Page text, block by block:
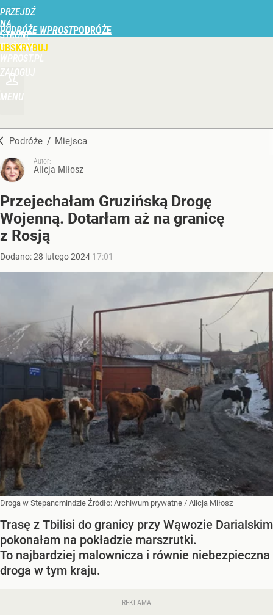
PRZEJDŹ
NA
STRONĘ
GŁÓWNĄ
PODRÓŻE WPROST
ZALOGUJ
MENU
Podróże / Miejsca
Autor:
Alicja Miłosz
Przejechałam Gruzińską Drogę
Wojenną. Dotarłam aż na granicę
z Rosją
Dodano:28 lutego2024 17:01
Droga w Stepancmindzie Źródło: Archiwum prywatne / Alicja Miłosz
Trasę z Tbilisi do granicy przy Wąwozie Darialskim
pokonałam na pokładzie marszrutki.
To najbardziej malownicza i równie niebezpieczna
droga w tym kraju.